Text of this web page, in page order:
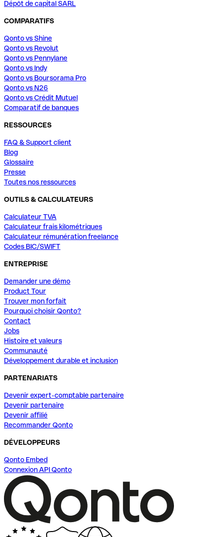
Dépôt de capital SARL
COMPARATIFS
Qonto vs Shine
Qonto vs Revolut
Qonto vs Pennylane
Qonto vs Indy
Qonto vs Boursorama Pro
Qonto vs N26
Qonto vs Crédit Mutuel
Comparatif de banques
RESSOURCES
FAQ & Support client
Blog
Glossaire
Presse
Toutes nos ressources
OUTILS & CALCULATEURS
Calculateur TVA
Calculateur frais kilométriques
Calculateur rémunération freelance
Codes BIC/SWIFT
ENTREPRISE
Demander une démo
Product Tour
Trouver mon forfait
Pourquoi choisir Qonto?
Contact
Jobs
Histoire et valeurs
Communauté
Développement durable et inclusion
PARTENARIATS
Devenir expert-comptable partenaire
Devenir partenaire
Devenir affilié
Recommander Qonto
DÉVELOPPEURS
Qonto Embed
Connexion API Qonto